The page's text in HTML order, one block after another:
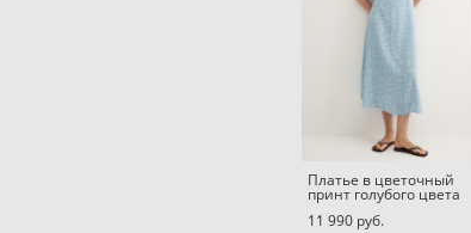
Платье в цветочный
принт голубого цвета
11 990 pуб.